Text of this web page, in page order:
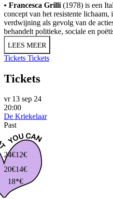
• Francesca Grilli (1978) is een
concept van het resistente
verdwijning als gevolg van de
behandelt politieke, sociale en
LEES MEER
Tickets Tickets
Tickets
vr 13 sep 24
20:00
De Kriekelaar
Past
24€
20€
18*€
14€
12€